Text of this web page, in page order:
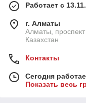
Работает с
г. Алматы
Алматы,
Казахстан
Контакты
Сегодня
Показать весь